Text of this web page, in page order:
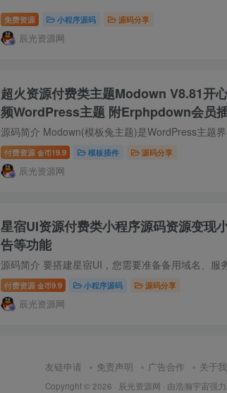
免费资源 小程序源码 源码分享
辰光资源网
超火资源付费类主题Modown V8.81开
频WordPress主题 附Erphpdown会员
付费资源 金币19.9 模板插件 源码分享
辰光资源网
星宿UI资源付费类小程序源码资源变现
告等功能
付费资源 金币9.9 小程序源码 源码分享
辰光资源网
友链申请 免责声明 广告合作 关于
Copyright © 2026 · 辰光资源网 · 由浩瀚宇宙强